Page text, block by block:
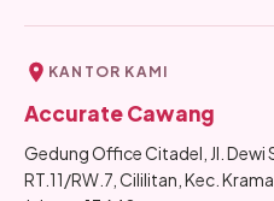
KANTOR KAMI
Accurate Cawang
Gedung Office Citadel, Jl. Dewi
RT.11/RW.7, Cililitan, Kec.